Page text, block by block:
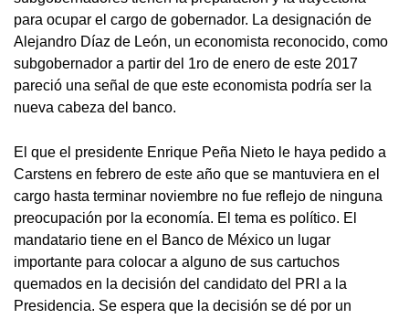
para ocupar el cargo de gobernador. La designación de
Alejandro Díaz de León, un economista reconocido, como
subgobernador a partir del 1ro de enero de este 2017
pareció una señal de que este economista podría ser la
nueva cabeza del banco.
El que el presidente Enrique Peña Nieto le haya pedido a
Carstens en febrero de este año que se mantuviera en el
cargo hasta terminar noviembre no fue reflejo de ninguna
preocupación por la economía. El tema es político. El
mandatario tiene en el Banco de México un lugar
importante para colocar a alguno de sus cartuchos
quemados en la decisión del candidato del PRI a la
Presidencia. Se espera que la decisión se dé por un